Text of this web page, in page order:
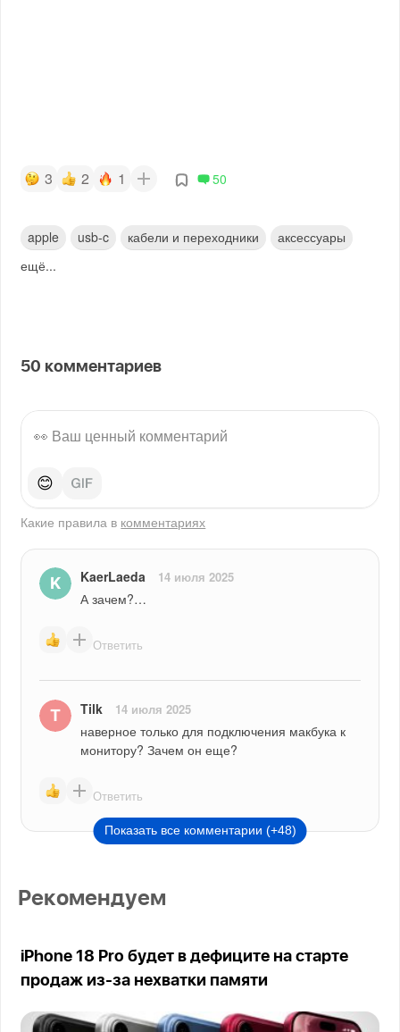
3 2 1 50
apple usb-c кабели и переходники
аксессуары
ещё...
50 комментариев
😊
Какие правила в комментариях
KaerLaeda 14 июля 2025
А зачем?…
Ответить
Tilk 14 июля 2025
наверное только для подключения макбука к
монитору? Зачем он еще?
Ответить
Показать все комментарии (+48)
Рекомендуем
iPhone 18 Pro будет в дефиците на старте
продаж из-за нехватки памяти